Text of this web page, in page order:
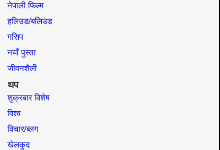
नेपाली फिल्म
हलिउड/बलिउड
गसिप
नयाँ पुस्ता
जीवनशैली
थप
शुक्रबार विशेष
विश्व
विचार/ब्लग
खेलकुद